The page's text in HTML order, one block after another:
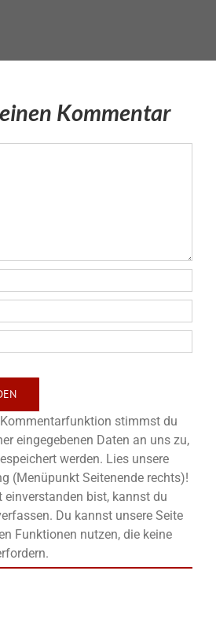
Kommentar
stimmst du
eingegebenen Daten an uns zu,
werden. Lies unsere
(Menüpunkt Seitenende rechts)!
bist, kannst du
Du kannst unsere Seite
Funktionen nutzen, die keine